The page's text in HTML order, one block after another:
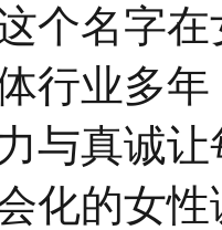
个名字
行业多
与真诚
化的女